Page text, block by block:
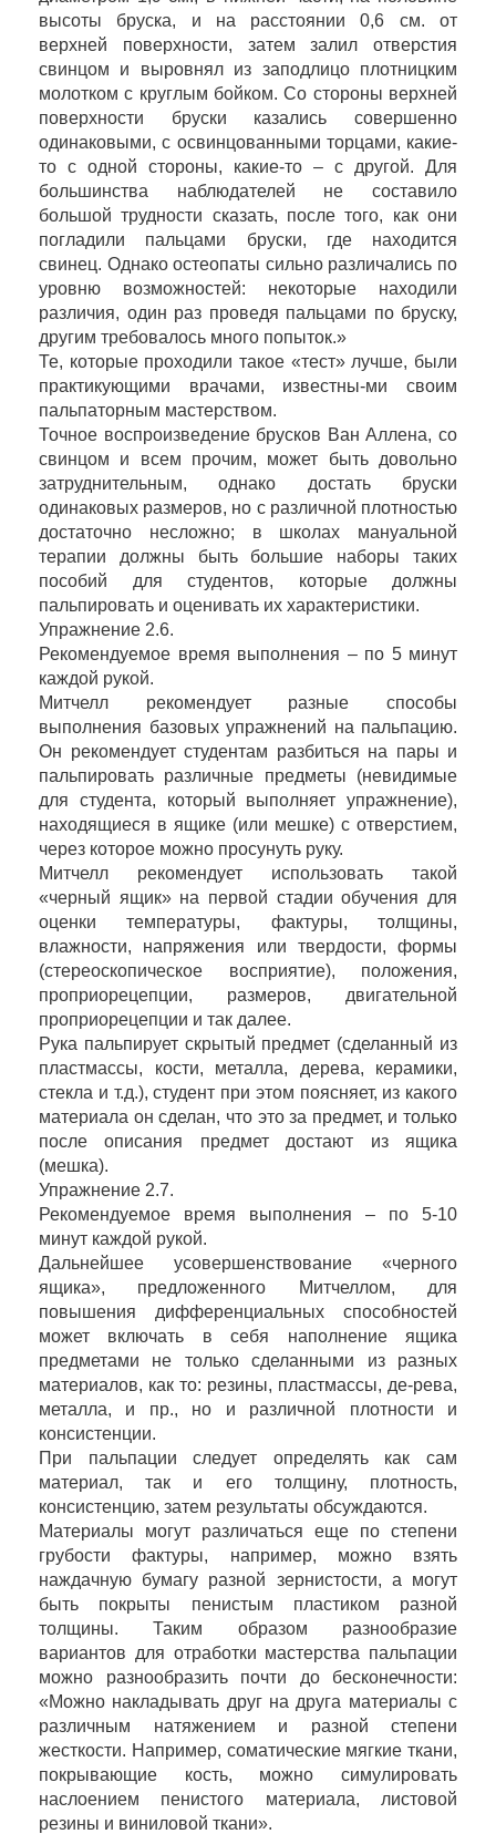
высоты бруска, и на расстоянии 0,6 см. от
верхней поверхности, затем залил отверстия
свинцом и выровнял из заподлицо плотницким
молотком с круглым бойком. Со стороны верхней
поверхности бруски казались совершенно
одинаковыми, с освинцованными торцами, какие-
то с одной стороны, какие-то – с другой. Для
большинства наблюдателей не составило
большой трудности сказать, после того, как они
погладили пальцами бруски, где находится
свинец. Однако остеопаты сильно различались по
уровню возможностей: некоторые находили
различия, один раз проведя пальцами по бруску,
другим требовалось много попыток.»
Те, которые проходили такое «тест» лучше, были
практикующими врачами, известны-ми своим
пальпаторным мастерством.
Точное воспроизведение брусков Ван Аллена, со
свинцом и всем прочим, может быть довольно
затруднительным, однако достать бруски
одинаковых размеров, но с различной плотностью
достаточно несложно; в школах мануальной
терапии должны быть большие наборы таких
пособий для студентов, которые должны
пальпировать и оценивать их характеристики.
Упражнение 2.6.
Рекомендуемое время выполнения – по 5 минут
каждой рукой.
Митчелл рекомендует разные способы
выполнения базовых упражнений на пальпацию.
Он рекомендует студентам разбиться на пары и
пальпировать различные предметы (невидимые
для студента, который выполняет упражнение),
находящиеся в ящике (или мешке) с отверстием,
через которое можно просунуть руку.
Митчелл рекомендует использовать такой
«черный ящик» на первой стадии обучения для
оценки температуры, фактуры, толщины,
влажности, напряжения или твердости, формы
(стереоскопическое восприятие), положения,
проприорецепции, размеров, двигательной
проприорецепции и так далее.
Рука пальпирует скрытый предмет (сделанный из
пластмассы, кости, металла, дерева, керамики,
стекла и т.д.), студент при этом поясняет, из какого
материала он сделан, что это за предмет, и только
после описания предмет достают из ящика
(мешка).
Упражнение 2.7.
Рекомендуемое время выполнения – по 5-10
минут каждой рукой.
Дальнейшее усовершенствование «черного
ящика», предложенного Митчеллом, для
повышения дифференциальных способностей
может включать в себя наполнение ящика
предметами не только сделанными из разных
материалов, как то: резины, пластмассы, де-рева,
металла, и пр., но и различной плотности и
консистенции.
При пальпации следует определять как сам
материал, так и его толщину, плотность,
консистенцию, затем результаты обсуждаются.
Материалы могут различаться еще по степени
грубости фактуры, например, можно взять
наждачную бумагу разной зернистости, а могут
быть покрыты пенистым пластиком разной
толщины. Таким образом разнообразие
вариантов для отработки мастерства пальпации
можно разнообразить почти до бесконечности:
«Можно накладывать друг на друга материалы с
различным натяжением и разной степени
жесткости. Например, соматические мягкие ткани,
покрывающие кость, можно симулировать
наслоением пенистого материала, листовой
резины и виниловой ткани».